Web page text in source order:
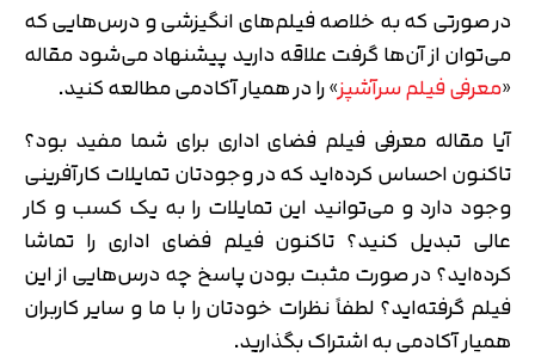
در صورتی که به خلاصه فیلم‌های انگیزشی و درس‌هایی که
می‌توان از آن‌ها گرفت علاقه دارید پیشنهاد می‌شود مقاله
«معرفی فیلم سرآشپز» را در همیار آکادمی مطالعه کنید.
آیا مقاله معرفی فیلم فضای اداری برای شما مفید بود؟
تاکنون احساس کرده‌اید که در وجودتان تمایلات کارآفرینی
وجود دارد و می‌توانید این تمایلات را به یک کسب و کار
عالی تبدیل کنید؟ تاکنون فیلم فضای اداری را تماشا
کرده‌اید؟ در صورت مثبت بودن پاسخ چه درس‌هایی از این
فیلم گرفته‌اید؟ لطفاً نظرات خودتان را با ما و سایر کاربران
همیار آکادمی به اشتراک بگذارید.